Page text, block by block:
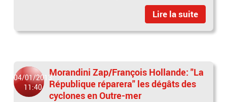
Lire la suite
04/01/2013
11:40
Morandini Zap/François Hollande: "La
République réparera" les dégâts des
cyclones en Outre-mer